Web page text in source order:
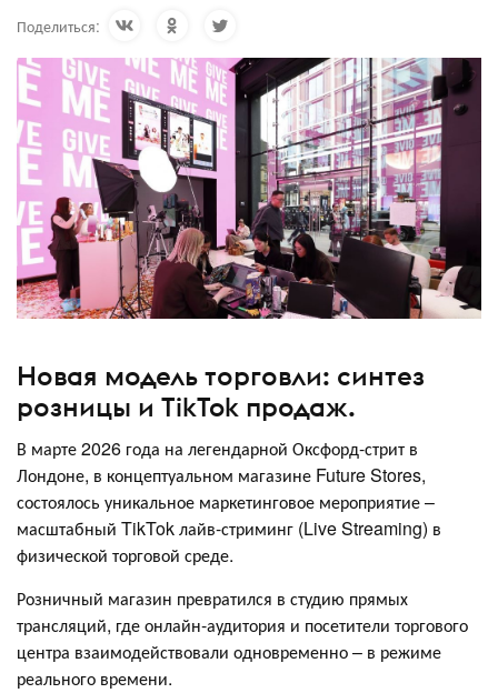
Поделиться:
Новая модель торговли: синтез
розницы и TikTok продаж.
В марте 2026 года на легендарной Оксфорд-стрит в
Лондоне, в концептуальном магазине Future Stores,
состоялось уникальное маркетинговое мероприятие –
масштабный TikTok лайв-стриминг (Live Streaming) в
физической торговой среде.
Розничный магазин превратился в студию прямых
трансляций, где онлайн-аудитория и посетители торгового
центра взаимодействовали одновременно – в режиме
реального времени.